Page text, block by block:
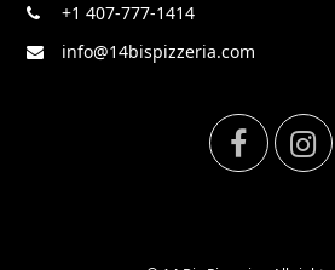
+1 407-777-1414
info@14bispizzeria.com
F